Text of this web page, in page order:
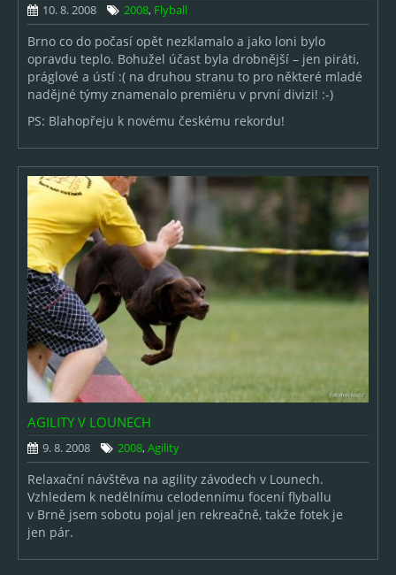
10. 8. 2008 2008, Flyball
Brno co do počasí opět nezklamalo a jako loni bylo
opravdu teplo. Bohužel účast byla drobnější – jen piráti,
práglové a ústí :( na druhou stranu to pro některé mladé
nadějné týmy znamenalo premiéru v první divizi! :-)
PS: Blahopřeju k novému českému rekordu!
AGILITY V LOUNECH
9. 8. 2008 2008,Agility
Relaxační návštěva na agility závodech v Lounech.
Vzhledem k nedělnímu celodennímu focení flyballu
v Brně jsem sobotu pojal jen rekreačně, takže fotek je
jen pár.